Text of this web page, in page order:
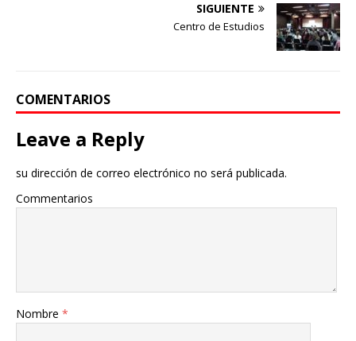
SIGUIENTE
Centro de Estudios
COMENTARIOS
Leave a Reply
su dirección de correo electrónico no será publicada.
Commentarios
Nombre *